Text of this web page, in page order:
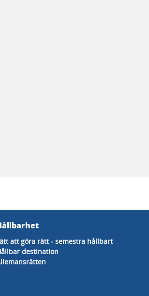
att göra rätt - semestra hållbart
destination